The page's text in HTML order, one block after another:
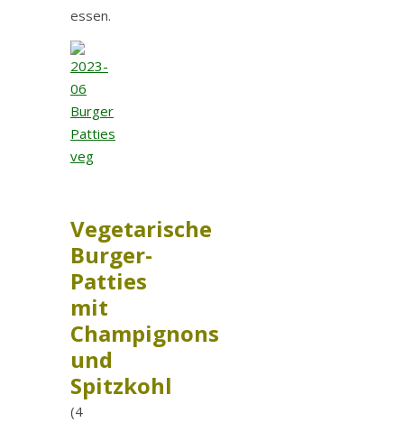
essen.
Vegetarische
Burger-
Patties
mit
Champignons
und
Spitzkohl
(4